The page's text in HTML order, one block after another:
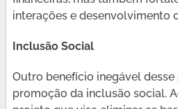
interações e desenvolvimento
Inclusão Social
Outro benefício inegável desse
promoção da inclusão social.